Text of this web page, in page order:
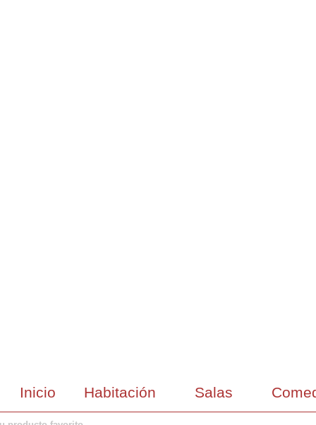
Inicio Habitación Salas